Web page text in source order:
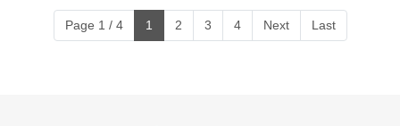
Page 1 / 4 1 2 3 4 Next Last